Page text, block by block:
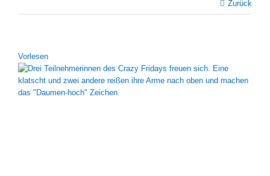
Zurück
Vor­le­sen